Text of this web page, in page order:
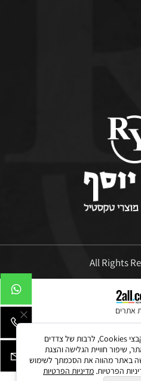
אתרים
לידיעתך, באתרנו נעשה שימוש בקבצי Cookies, לרבות של צדדים
שיפור חוויית הגלישה והצגת
באתר מהווה את הסכמתך לשימוש
הפרטיות. מדיניות הפרטיות